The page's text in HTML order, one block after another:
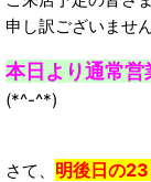
申し訳ございませ
本日より通常営
(*^-^*)
さて、 明後日の